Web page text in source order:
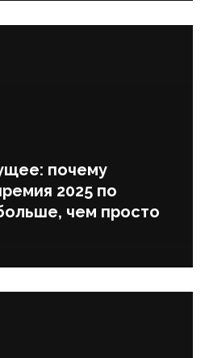
почему
2025 по
чем просто